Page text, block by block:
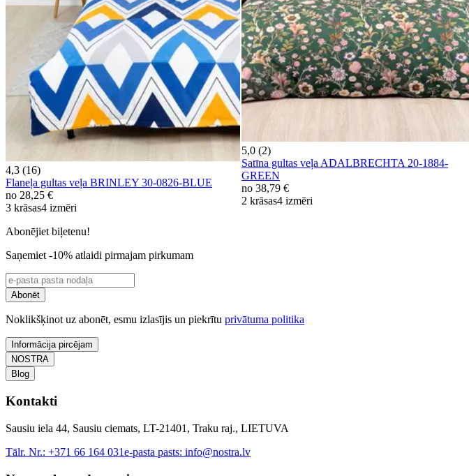
4,3 (16)
Flaneļa gultas veļa BRINLEY 30-0826-BLUE
no 28,25 €
3 krāsas4 izmēri
5,0 (2)
Satīna gultas veļa ADALBRECHTA 20-1884-
GREEN
no 38,79 €
2 krāsas4 izmēri
Abonējiet biļetenu!
Saņemiet -10% atlaidi pirmajam pirkumam
Abonēt
Noklikšķinot uz abonēt, esmu izlasījis un piekrītu privātuma politika
Informācija pircējam
NOSTRA
Blog
Kontakti
Sausiu iela 44, Sausiu ciemats, LT-21401, Traku raj., LIETUVA
Tālr. Nr.: +371 66 164 031e-pasta pasts: info@nostra.lv